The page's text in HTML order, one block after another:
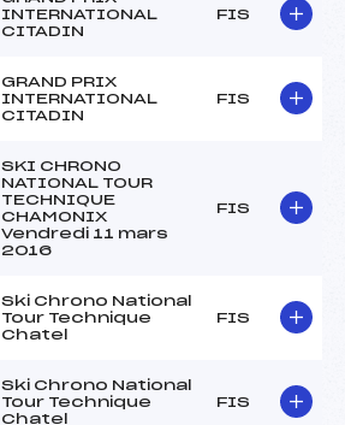
INTERNATIONAL
CITADIN
FIS
GRAND PRIX
INTERNATIONAL
CITADIN
FIS
SKI CHRONO
NATIONAL TOUR
TECHNIQUE
CHAMONIX
Vendredi 11 mars
2016
FIS
Ski Chrono National
Tour Technique
Chatel
FIS
Ski Chrono National
Tour Technique
Chatel
FIS